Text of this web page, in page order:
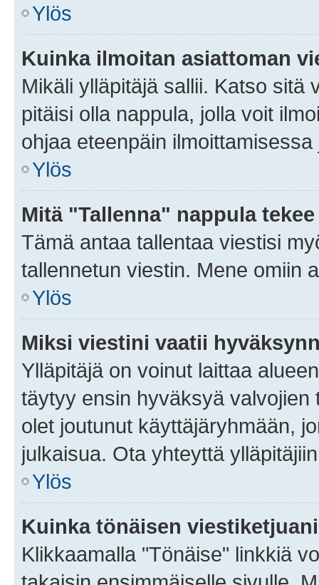
Ylös
Kuinka ilmoitan asiattoman
Mikäli ylläpitäjä sallii. Katso sitä
pitäisi olla nappula, jolla voit
ohjaa eteenpäin
Ylös
Mitä "Tallenna" nappula
Tämä antaa tallentaa viestisi
tallennetun viestin. Mene omiin
Ylös
Miksi viestini vaatii
Ylläpitäjä on voinut laittaa
täytyy ensin hyväksyä
olet joutunut käyttäjäryhmään,
julkaisua. Ota yhteyttä
Ylös
Kuinka tönäisen
Klikkaamalla "Tönäise" linkkiä